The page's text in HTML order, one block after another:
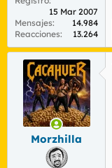
15 Mar 2007
Mensajes
14.984
Reacciones
13.264
Morzhilla